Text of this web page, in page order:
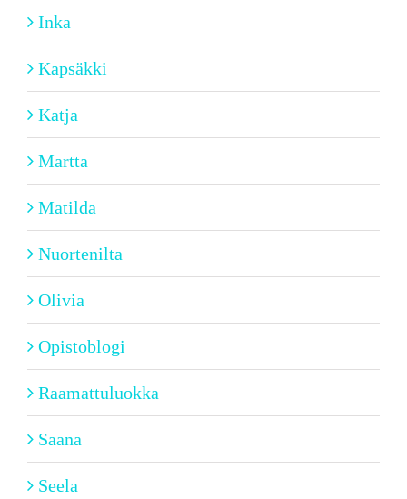
Inka
Kapsäkki
Katja
Martta
Matilda
Nuortenilta
Olivia
Opistoblogi
Raamattuluokka
Saana
Seela